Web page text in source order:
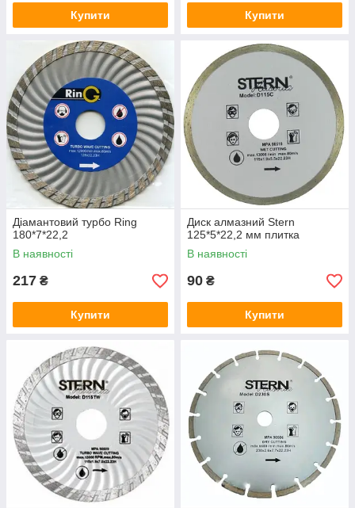
Купити Купити
Діамантовий турбо Ring
180*7*22,2
В наявності
217 ₴
Купити
Диск алмазний Stern
125*5*22,2 мм плитка
В наявності
90 ₴
Купити